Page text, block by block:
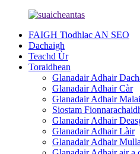
FAIGH Tiodhlac AN SEO
Dachaigh
Teachd Ùr
Toraidhean
Glanadair Adhair
Glanadair Adhair Càr
Glanadair Adhair
Siostam
Glanadair Adhair
Glanadair Adhair Làir
Glanadair Adhair